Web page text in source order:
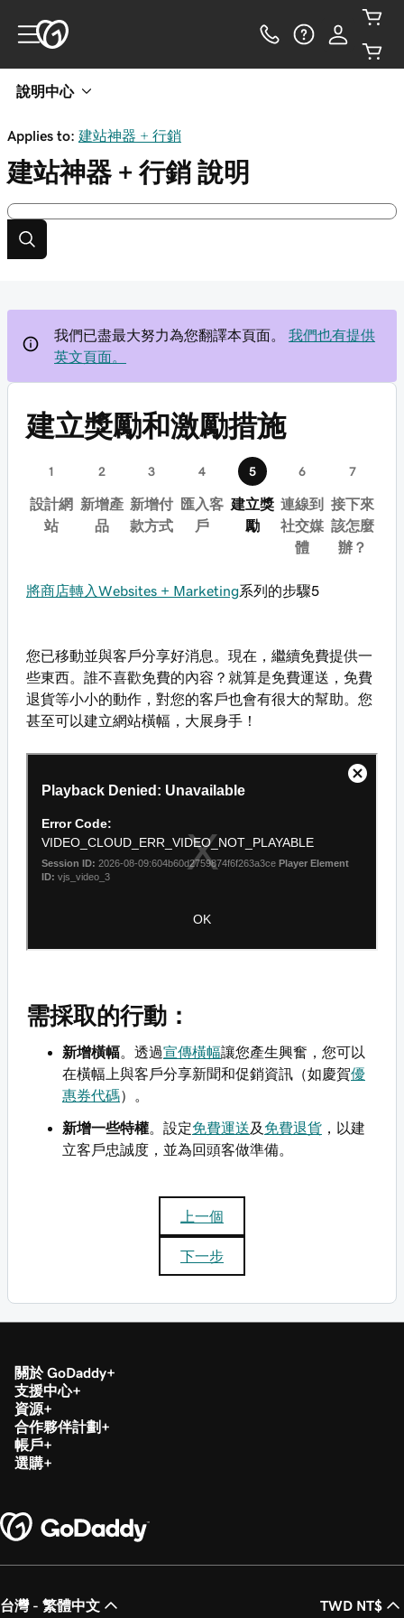
說明中心
Applies to: 建站神器 + 行銷
建站神器 + 行銷 說明
我們已盡最大努力為您翻譯本頁面。
我們也有提供
英文頁面。
建立獎勵和激勵措施
設計網
站
新增產
品
新增付
款方式
匯入客
戶
建立獎
勵
連線到
社交媒
體
接下來
該怎麼
辦？
將商店轉入Websites + Marketing系列的步驟5
您已移動並與客戶分享好消息。現在，繼續免費提供一
些東西。誰不喜歡免費的內容？就算是免費運送，免費
退貨等小小的動作，對您的客戶也會有很大的幫助。您
甚至可以建立網站橫幅，大展身手！
需採取的行動：
新增橫幅。透過宣傳橫幅讓您產生興奮，您可以
在橫幅上與客戶分享新聞和促銷資訊（如慶賀優
惠券代碼）。
新增一些特權。設定免費運送及 免費退貨 ，以建
立客戶忠誠度，並為回頭客做準備。
上一個
下一步
關於 GoDaddy
支援中心
資源
合作夥伴計劃
帳戶
選購
台灣 - 繁體中文 TWD NT$